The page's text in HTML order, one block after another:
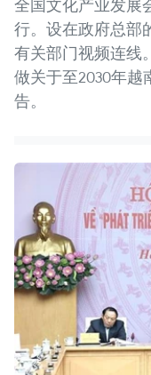
全国文化产业发展
行。设在政府总部
有关部门视频连线
做关于至2030年越
告。